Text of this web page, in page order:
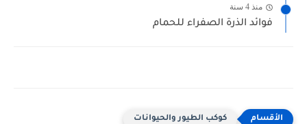
منذ 4 سنة
فوائد الذرة الصفراء للحمام
كوكب الطيور والحيوانات